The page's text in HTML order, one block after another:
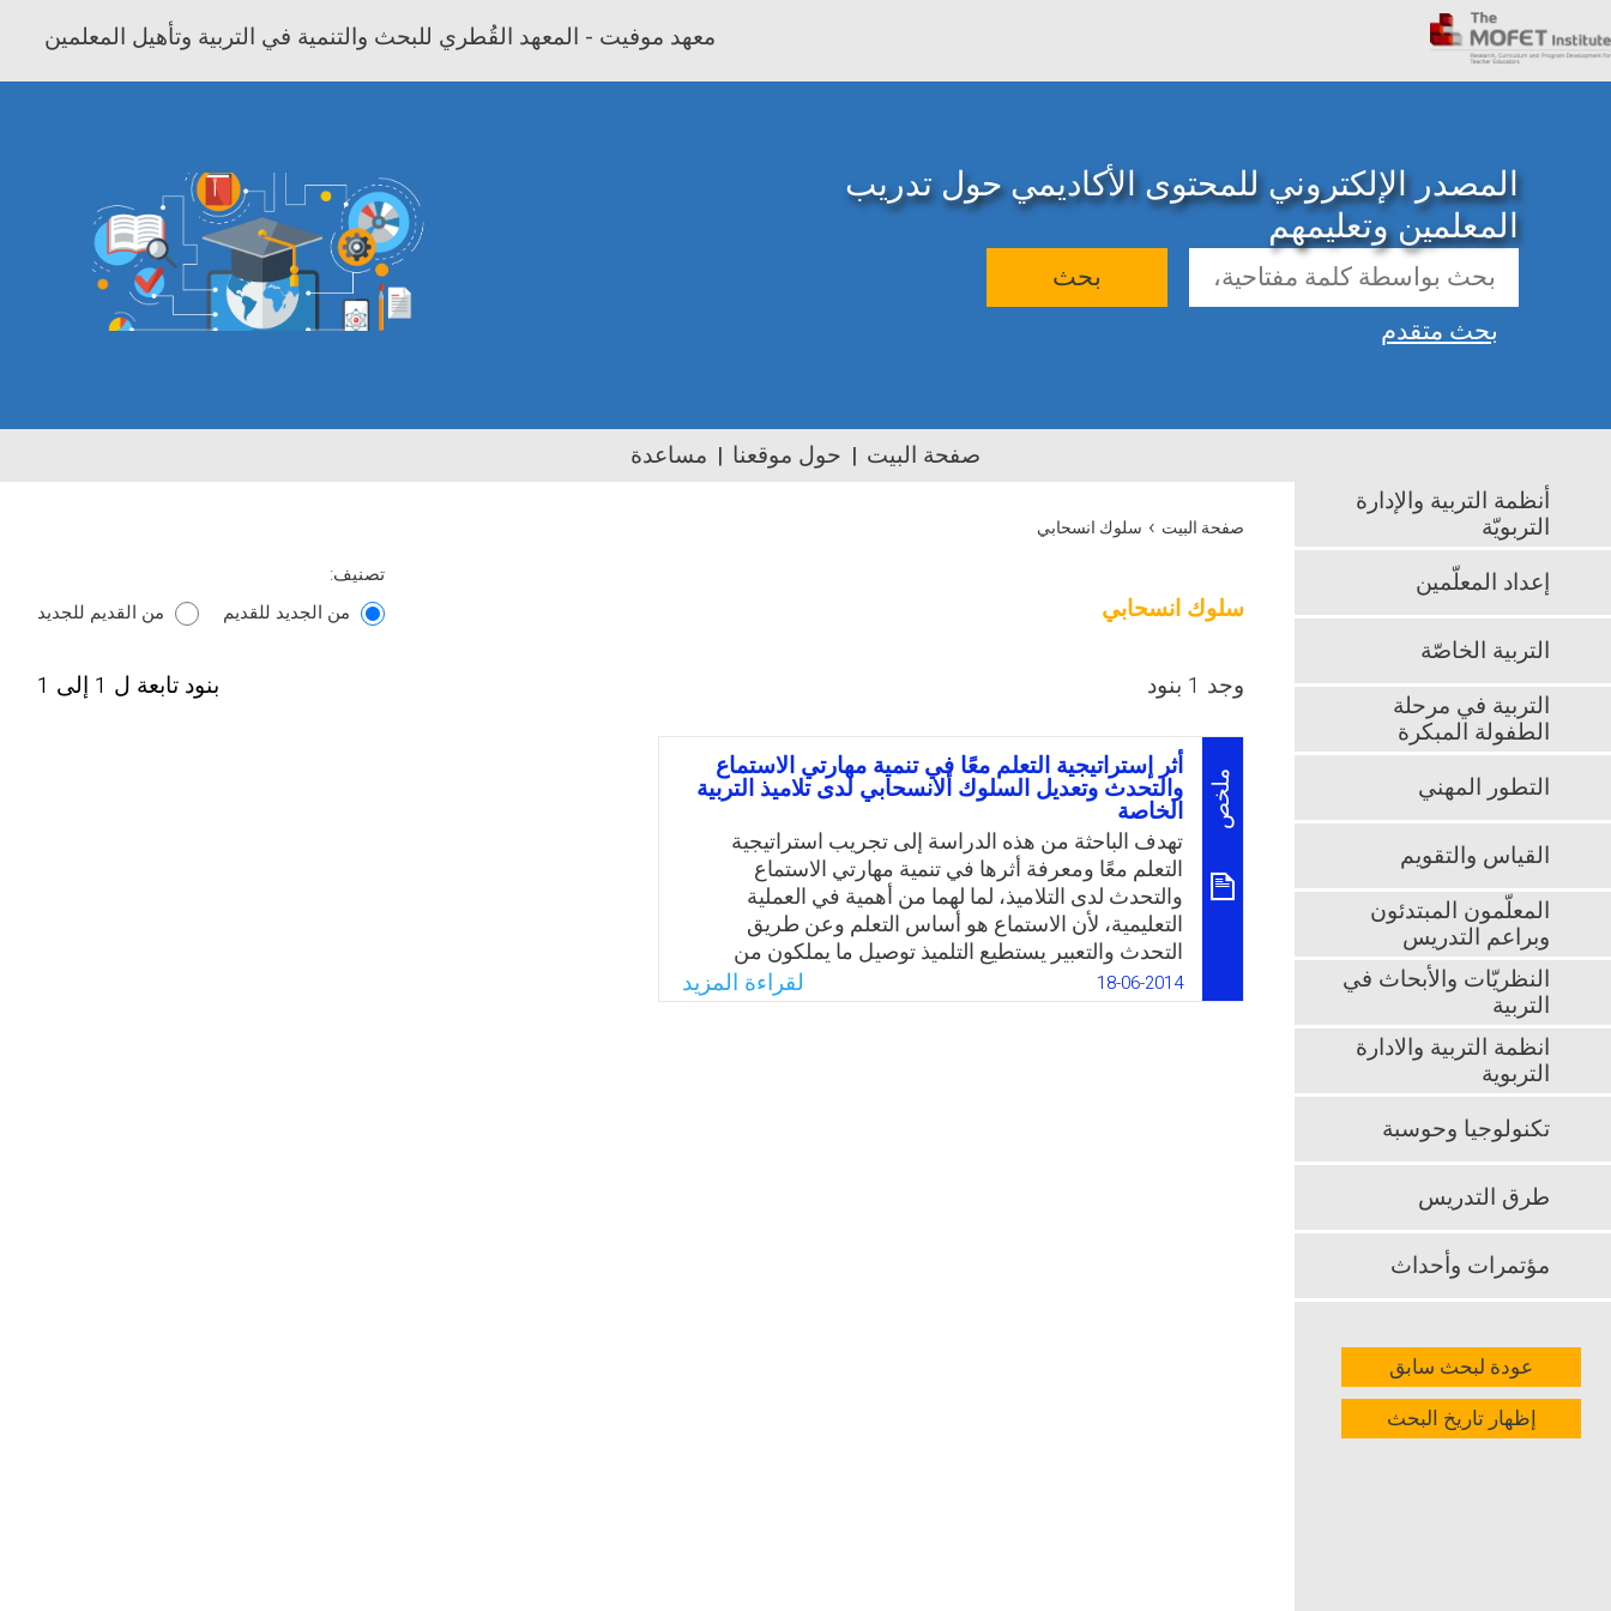
معهد موفيت - المعهد القُطري للبحث والتنمية في التربية وتأهيل المعلمين
المصدر الإلكتروني للمحتوى الأكاديمي حول تدريب
المعلمين وتعليمهم
بحث
بحث متقدم
صفحة البيت حول موقعنا مساعدة
صفحة البيت › سلوك انسحابي
سلوك انسحابي
تصنيف:
من الجديد للقديم
من القديم للجديد
وجد 1 بنود بنود تابعة ل 1 إلى 1
ملخص
أثر إستراتيجية التعلم معًا في تنمية مهارتي الاستماع
والتحدث وتعديل السلوك ألانسحابي لدى تلاميذ التربية
الخاصة
تهدف الباحثة من هذه الدراسة إلى تجريب استراتيجية
التعلم معًا ومعرفة أثرها في تنمية مهارتي الاستماع
والتحدث لدى التلاميذ، لما لهما من أهمية في العملية
التعليمية، لأن الاستماع هو أساس التعلم وعن طريق
التحدث والتعبير يستطيع التلميذ توصيل ما يملكون من
معلومات وافكار واراء إلى الآخرين، وكذلك لمعرفة أثر هذه
الاستراتيجية على تعديل السلوك الإسحابي على اعتبار أنه
18-06-2014 لقراءة المزيد
أنظمة التربية والإدارة
التربويّة
إعداد المعلّمين
التربية الخاصّة
التربية في مرحلة
الطفولة المبكرة
التطور المهني
القياس والتقويم
المعلّمون المبتدئون
وبراعم التدريس
النظريّات والأبحاث في
التربية
انظمة التربية والادارة
التربوية
تكنولوجيا وحوسبة
طرق التدريس
مؤتمرات وأحداث
عودة لبحث سابق
إظهار تاريخ البحث